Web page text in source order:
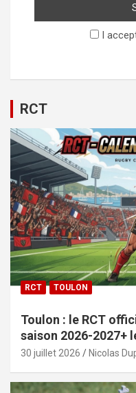
I
RCT
RCT TOULON
Toulon : le RCT
saison 2026-2027+
30 juillet 2026 Nicolas